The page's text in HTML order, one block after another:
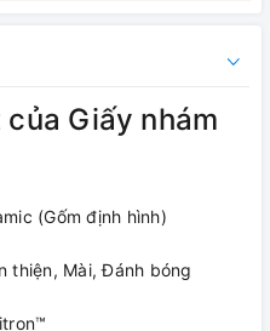
Giấy nhám
(Gốm định hình)
thiện, Mài, Đánh bóng